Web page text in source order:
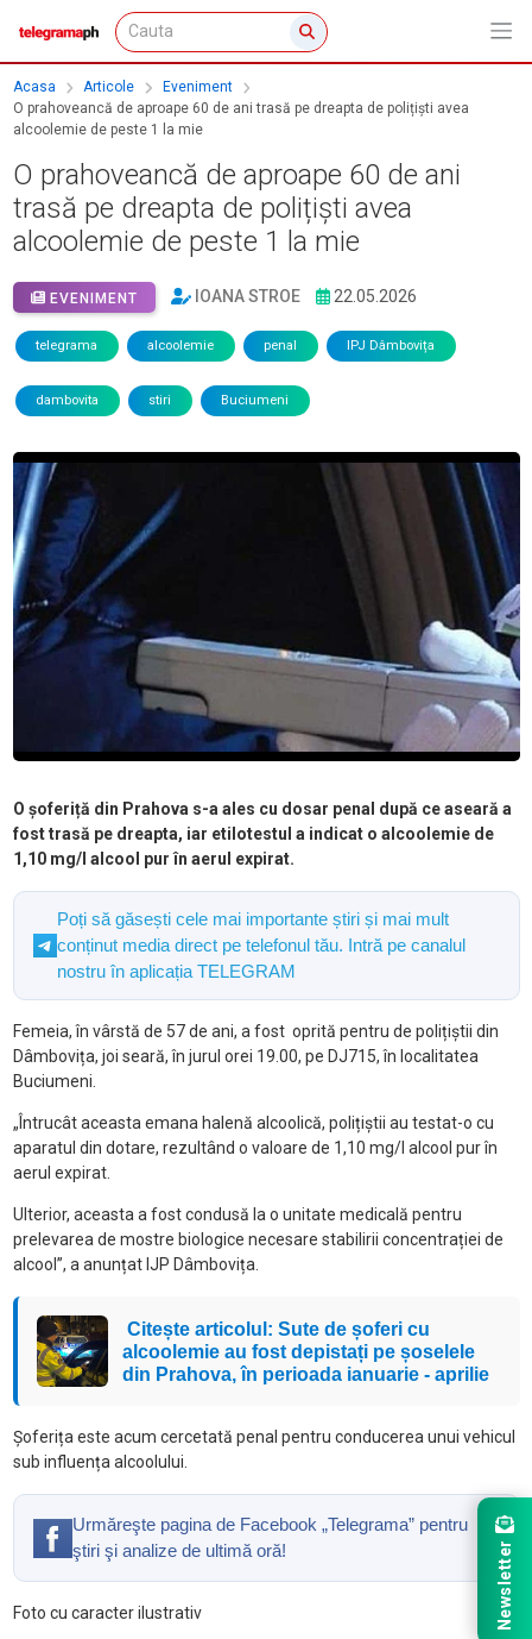
Acasa Articole
Eveniment
O prahoveancă de aproape 60 de ani trasă pe dreapta de polițiști avea
alcoolemie de peste 1 la mie
O prahoveancă de aproape 60 de ani
trasă pe dreapta de polițiști avea
alcoolemie de peste 1 la mie
EVENIMENT IOANA STROE 22.05.2026
telegrama alcoolemie penal IPJ Dâmbovița
dambovita stiri Buciumeni
O șoferiță din Prahova s-a ales cu dosar penal după ce aseară a
fost trasă pe dreapta, iar etilotestul a indicat o alcoolemie de
1,10 mg/l alcool pur în aerul expirat.
Poți să găsești cele mai importante știri și mai mult
conținut media direct pe telefonul tău. Intră pe canalul
nostru în aplicația TELEGRAM
Femeia, în vârstă de 57 de ani, a fost oprită pentru de polițiștii din
Dâmbovița, joi seară, în jurul orei 19.00, pe DJ715, în localitatea
Buciumeni.
„Întrucât aceasta emana halenă alcoolică, polițiștii au testat-o cu
aparatul din dotare, rezultând o valoare de 1,10 mg/l alcool pur în
aerul expirat.
Ulterior, aceasta a fost condusă la o unitate medicală pentru
prelevarea de mostre biologice necesare stabilirii concentrației de
alcool”, a anunțat IJP Dâmbovița.
Citește articolul: Sute de șoferi cu
alcoolemie au fost depistați pe șoselele
din Prahova, în perioada ianuarie - aprilie
Șoferița este acum cercetată penal pentru conducerea unui vehicul
sub influența alcoolului.
Urmăreşte pagina de Facebook „Telegrama” pentru
ştiri şi analize de ultimă oră!
Foto cu caracter ilustrativ Newsletter